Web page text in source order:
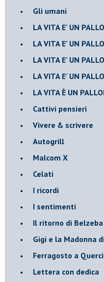
Gli umani
LA VITA E' UN
LA VITA E' UN
LA VITA E' UN
LA VITA E' UN
LA VITA È UN
Cattivi pensieri
Vivere & scrivere
Autogrill
Malcom X
Celati
I ricordi
I sentimenti
Il ritorno di Belzeba
Gigi e la Madonna
Ferragosto a
Lettera con dedica